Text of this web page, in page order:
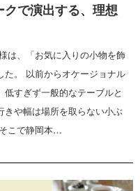
クで演出する、理想
は、「お気に入りの小物を飾
た。 以前からオケージョナル
すぎず一般的なテーブルと
きや幅は場所を取らない小ぶ
こで静岡本…